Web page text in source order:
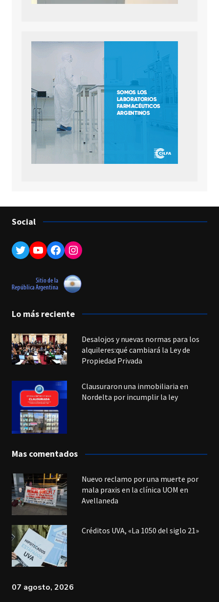
Social
Twitter
YouTube
Facebook
Instagram
Lo más reciente
Desalojos y nuevas normas para los
alquileres:qué cambiará la Ley de
Propiedad Privada
Clausuraron una inmobiliaria en
Nordelta por incumplir la ley
Mas comentados
Nuevo reclamo por una muerte por
mala praxis en la clínica UOM en
Avellaneda
Créditos UVA, «La 1050 del siglo 21»
07 agosto, 2026